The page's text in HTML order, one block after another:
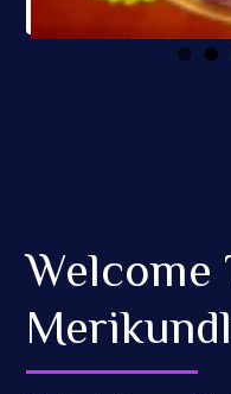
Welcome